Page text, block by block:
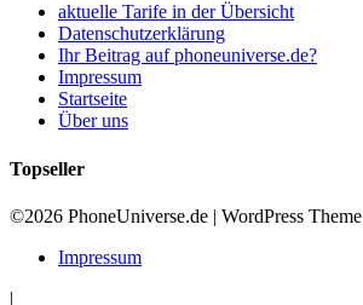
aktuelle Tarife in der Übersicht
Datenschutzerklärung
Ihr Beitrag auf phoneuniverse.de?
Impressum
Startseite
Über uns
Topseller
©2026 PhoneUniverse.de | WordPress Theme
Impressum
|